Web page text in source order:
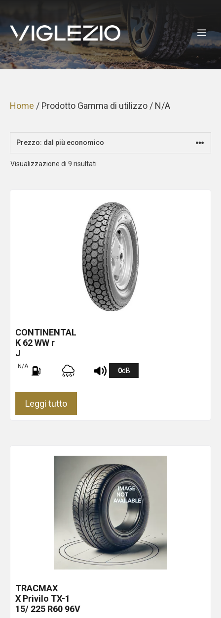
contenuto
Home / Prodotto Gamma di utilizzo / N/A
Visualizzazione di 9 risultati
CONTINENTAL
K 62 WW r
J
N/A
0dB
Leggi tutto
TRACMAX
X Privilo TX-1
15/ 225 R60 96V